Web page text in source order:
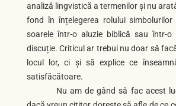
analiză lingvistică a termenilor și nu
fond în înțelegerea rolului
soarele într-o aluzie biblică sau într-
discuție. Criticul ar trebui nu doar să
locul lor, ci și să explice ce
satisfăcătoare.
Nu am de gând să fac acest